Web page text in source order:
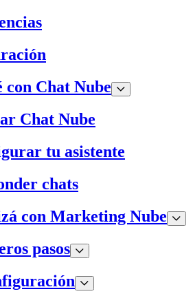
con Chat Nube
Chat Nube
tu asistente
chats
con Marketing Nube
pasos